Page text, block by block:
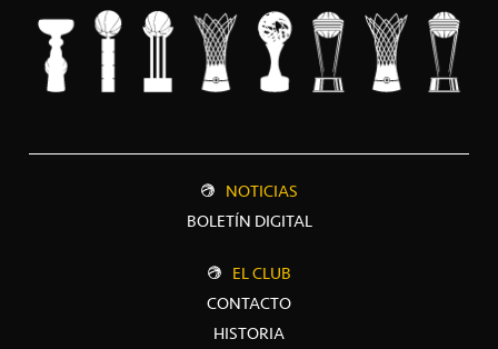
NOTICIAS
BOLETÍN DIGITAL
EL CLUB
CONTACTO
HISTORIA